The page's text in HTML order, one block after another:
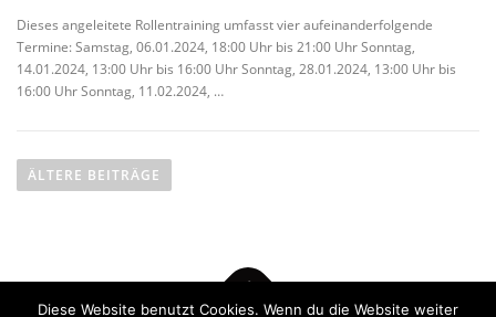
Dieses angeleitete Rollentraining umfasst vier aufeinanderfolgende
Termine: Samstag, 06.01.2024, 18:00 Uhr bis 21:00 Uhr Sonntag,
14.01.2024, 13:00 Uhr bis 16:00 Uhr Sonntag, 28.01.2024, 13:00 Uhr bis
16:00 Uhr Sonntag, 11.02.2024, …
e
a
ÄLTERE BEITRÄGE
Diese Website benutzt Cookies. Wenn du die Website weiter